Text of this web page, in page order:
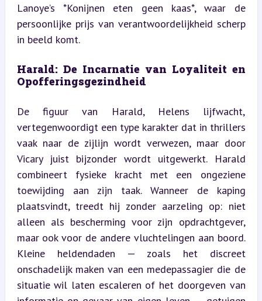
Lanoye’s *Konijnen eten geen kaas*, waar de
persoonlijke prijs van verantwoordelijkheid scherp
in beeld komt.
Harald: De Incarnatie van Loyaliteit en
Opofferingsgezindheid
De figuur van Harald, Helens lijfwacht,
vertegenwoordigt een type karakter dat in thrillers
vaak naar de zijlijn wordt verwezen, maar door
Vicary juist bijzonder wordt uitgewerkt. Harald
combineert fysieke kracht met een ongeziene
toewijding aan zijn taak. Wanneer de kaping
plaatsvindt, treedt hij zonder aarzeling op: niet
alleen als bescherming voor zijn opdrachtgever,
maar ook voor de andere vluchtelingen aan boord.
Kleine heldendaden — zoals het discreet
onschadelijk maken van een medepassagier die de
situatie wil laten escaleren of het doorgeven van